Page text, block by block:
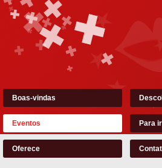
Boas-vindas
Eventos Para
Oferece